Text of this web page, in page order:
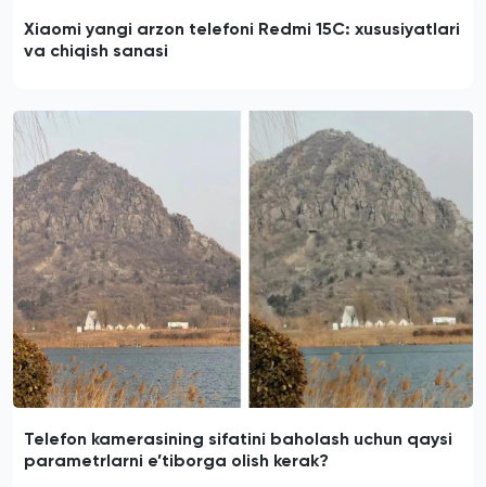
Xiaomi yangi arzon telefoni Redmi 15C: xususiyatlari
va chiqish sanasi
Telefon kamerasining sifatini baholash uchun qaysi
parametrlarni e’tiborga olish kerak?